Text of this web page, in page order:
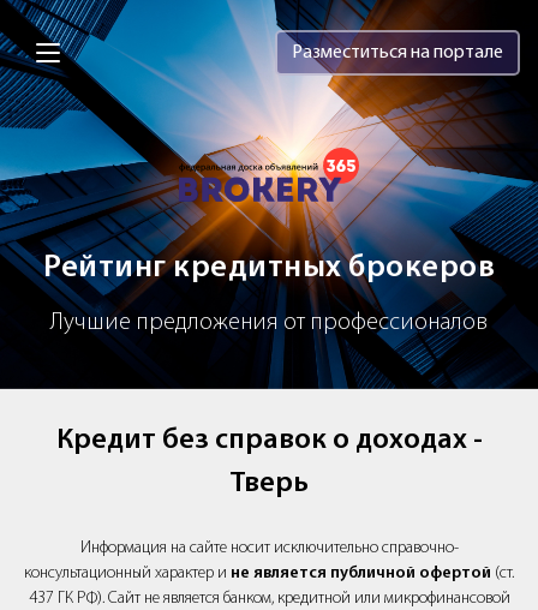
Brokery365 - Рейтинг кредитных
Разместиться на портале
Рейтинг кредитных брокеров
Лучшие предложения от профессионалов
Кредит без справок о доходах -
Тверь
Информация на сайте носит исключительно справочно-
консультационный характер и не является публичной офертой (ст.
437 ГК РФ). Сайт не является банком, кредитной или микрофинансовой